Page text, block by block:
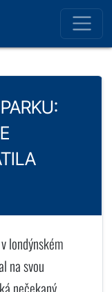
londýnském
na svou